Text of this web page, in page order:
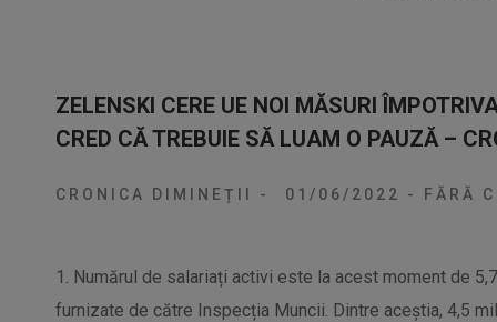
ZELENSKI CERE UE NOI MĂSURI
CRED CĂ TREBUIE SĂ LUAM O PAUZĂ –
CRONICA DIMINEȚII - 01/06/2022 - FĂRĂ
1. Numărul de salariați activi este la acest moment de
furnizate de către Inspecția Muncii. Dintre aceștia, 4,5